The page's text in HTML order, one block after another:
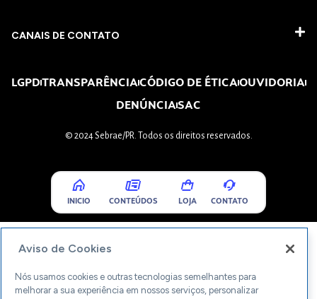
CANAIS DE CONTATO
LGPDTRANSPARÊNCIACÓDIGO DE ÉTICAOUVIDORIA
DENÚNCIASAC
© 2024 Sebrae/PR. Todos os direitos reservados.
INICIO CONTEÚDOS LOJA CONTATO
Aviso de Cookies
Nós usamos cookies e outras tecnologias semelhantes para
melhorar a sua experiência em nossos serviços, personalizar